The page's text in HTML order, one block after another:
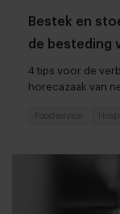
Bestek en
de besteding
4 tips voor de
horecazaak van
Foodservice